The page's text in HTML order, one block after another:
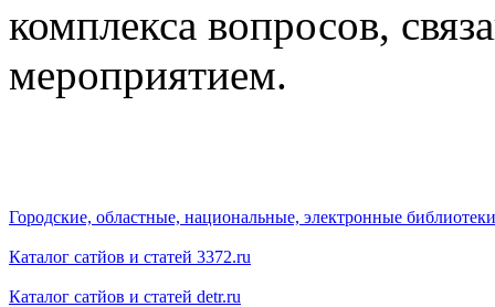
комплекса вопросов,
мероприятием.
Городские, областные, национальные, электронные
Каталог сатйов и статей 3372.ru
Каталог сатйов и статей detr.ru